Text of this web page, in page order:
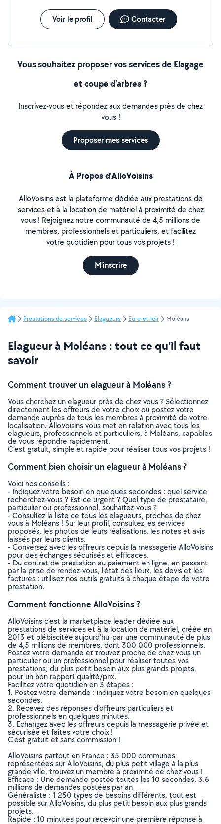
Voir le profil Contacter
Vous souhaitez proposer vos services de Elagage
et coupe d'arbres ?
Inscrivez-vous et répondez aux demandes près de chez
vous !
Proposer mes services
À Propos d’AlloVoisins
AlloVoisins est la plateforme dédiée aux prestations de
services et à la location de matériel à proximité de chez
vous ! Rejoignez notre communauté de 4,5 millions de
membres, professionnels et particuliers, et facilitez
votre quotidien pour tous vos projets !
M'inscrire
Prestations de services Elagueurs Eure-et-loir Moléans
Elagueur à Moléans : tout ce qu’il faut
savoir
Comment trouver un elagueur à Moléans ?
Vous cherchez un elagueur près de chez vous ? Sélectionnez
directement les offreurs de votre choix ou postez votre
demande auprès de tous les membres à proximité de votre
localisation. AlloVoisins vous met en relation avec tous les
elagueurs, professionnels et particuliers, à Moléans, capables
de vous répondre rapidement.
C’est gratuit, simple et rapide pour réaliser tous vos projets !
Comment bien choisir un elagueur à Moléans ?
Voici nos conseils :
- Indiquez votre besoin en quelques secondes : quel service
recherchez-vous ? Est-ce urgent ? Quel type de prestataire,
particulier ou professionnel, souhaitez-vous ?
- Consultez la liste de tous les elagueurs, proches de chez
vous à Moléans ! Sur leur profil, consultez les services
proposés, les photos de leurs réalisations, les notes et avis
laissés par leurs clients.
- Conversez avec les offreurs depuis la messagerie AlloVoisins
pour des échanges sécurisés et efficaces.
- Du contrat de prestation au paiement en ligne, en passant
par la prise de rendez-vous, l’état des lieux, les devis et les
factures : utilisez nos outils gratuits à chaque étape de votre
prestation.
Comment fonctionne AlloVoisins ?
AlloVoisins c’est la marketplace leader dédiée aux
prestations de services et à la location de matériel, créée en
2013 et plébiscitée aujourd’hui par une communauté de plus
de 4,5 millions de membres, dont 300 000 professionnels.
Postez votre demande et trouvez proche de chez vous un
particulier ou un professionnel pour réaliser toutes vos
prestations, du plus petit besoin aux plus grands projets,
pour un bon rapport qualité/prix.
Facilitez votre quotidien en 3 étapes :
1. Postez votre demande : indiquez votre besoin en quelques
secondes.
2. Recevez des réponses d’offreurs particuliers et
professionnels en quelques minutes.
3. Echangez avec les offreurs depuis la messagerie privée et
sécurisée et faites votre choix !
C’est gratuit et sans commission !
AlloVoisins partout en France : 35 000 communes
représentées sur AlloVoisins, du plus petit village à la plus
grande ville, trouvez un membre à proximité de chez vous !
Efficace : Une demande postée toutes les 10 secondes, 3.6
millions de demandes postées par an
Généraliste : 1 250 types de besoins différents, tout est
possible sur AlloVoisins, du plus petit besoin aux plus grands
projets.
Rapide : 10 minutes pour recevoir une première réponse à